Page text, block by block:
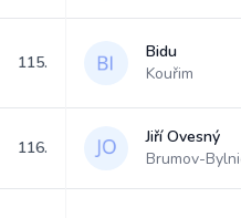
115.
Bidu
Kouřim
116.
Jiří Ovesný
Brumov-